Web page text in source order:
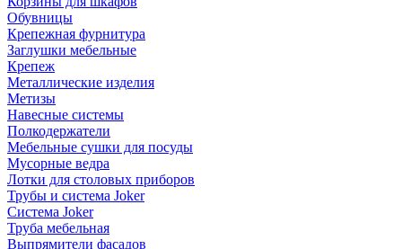
Обувницы
Крепежная фурнитура
Заглушки мебельные
Крепеж
Металлические изделия
Метизы
Навесные системы
Полкодержатели
Мебельные сушки для посуды
Мусорные ведра
Лотки для столовых приборов
Трубы и система Joker
Система Joker
Труба мебельная
Выпрямители фасадов